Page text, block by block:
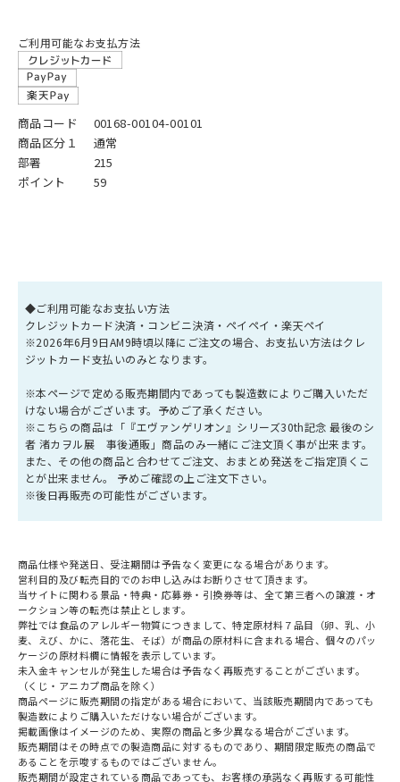
ご利用可能なお支払方法
商品コード
00168-00104-00101
商品区分１
通常
部署
215
ポイント
59
◆ご利用可能なお支払い方法
クレジットカード決済・コンビニ決済・ペイペイ・楽天ペイ
※2026年6月9日AM9時頃以降にご注文の場合、お支払い方法はクレ
ジットカード支払いのみとなります。
※本ページで定める販売期間内であっても製造数によりご購入いただ
けない場合がございます。予めご了承ください。
※こちらの商品は「『エヴァンゲリオン』シリーズ30th記念 最後のシ
者 渚カヲル展 事後通販」商品のみ一緒にご注文頂く事が出来ます。
また、その他の商品と合わせてご注文、おまとめ発送をご指定頂くこ
とが出来ません。 予めご確認の上ご注文下さい。
※後日再販売の可能性がございます。
商品仕様や発送日、受注期間は予告なく変更になる場合があります。
営利目的及び転売目的でのお申し込みはお断りさせて頂きます。
当サイトに関わる景品・特典・応募券・引換券等は、全て第三者への譲渡・オ
ークション等の転売は禁止とします。
弊社では食品のアレルギー物質につきまして、特定原材料７品目（卵、乳、小
麦、えび、かに、落花生、そば）が商品の原材料に含まれる場合、個々のパッ
ケージの原材料欄に情報を表示しています。
未入金キャンセルが発生した場合は予告なく再販売することがございます。
（くじ・アニカプ商品を除く）
商品ページに販売期間の指定がある場合において、当該販売期間内であっても
製造数によりご購入いただけない場合がございます。
掲載画像はイメージのため、実際の商品と多少異なる場合がございます。
販売期間はその時点での製造商品に対するものであり、期間限定販売の商品で
あることを示唆するものではございません。
販売期間が設定されている商品であっても、お客様の承諾なく再販する可能性